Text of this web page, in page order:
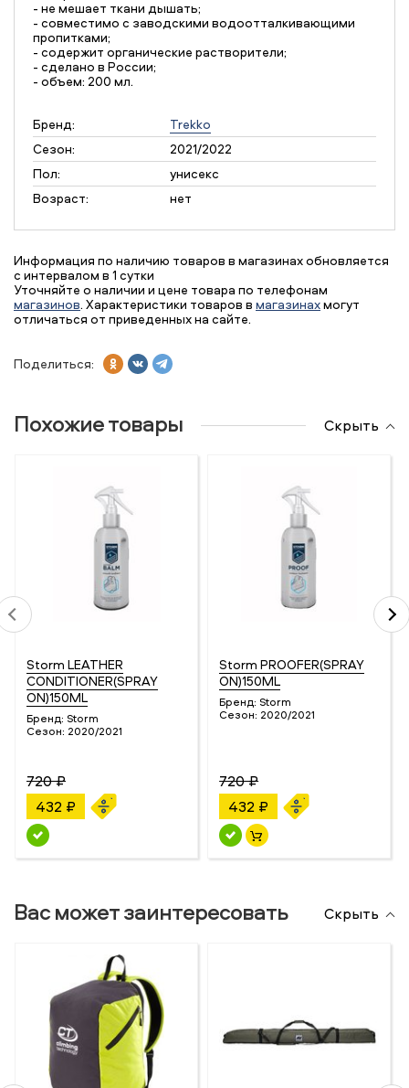
- не мешает ткани дышать;
- совместимо с заводскими водоотталкивающими
пропитками;
- содержит органические растворители;
- сделано в России;
- объем: 200 мл.
Бренд:
Trekko
Сезон:
2021/2022
Пол:
унисекс
Возраст:
нет
Информация по наличию товаров в магазинах обновляется
с интервалом в 1 сутки
Уточняйте о наличии и цене товара по телефонам
магазинов. Характеристики товаров в магазинахмогут
отличаться от приведенных на сайте.
Поделиться:
Похожие товары Скрыть
Storm LEATHER
CONDITIONER(SPRAY
ON)150ML
Бренд: Storm
Сезон: 2020/2021
720 ₽
432 ₽
Storm PROOFER(SPRAY
ON)150ML
Бренд: Storm
Сезон: 2020/2021
720 ₽
432 ₽
Вас может заинтересовать Скрыть